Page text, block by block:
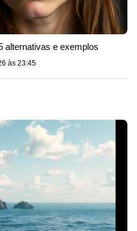
alternativas e exemplos
às 23:45